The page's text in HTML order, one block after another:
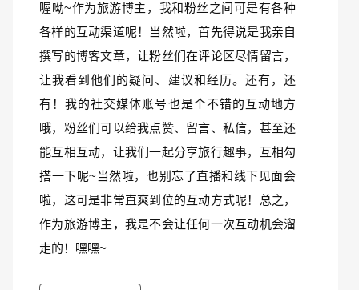
喔呦~作为旅游博主，我和粉丝之间可是有各种
各样的互动渠道呢！当然啦，首先得说是我亲自
撰写的博客文章，让粉丝们在评论区尽情留言，
让我看到他们的疑问、建议和经历。还有，还
有！我的社交媒体账号也是个不错的互动地方
哦，粉丝们可以给我点赞、留言、私信，甚至还
能互相互动，让我们一起分享旅行趣事，互相勾
搭一下呢~当然啦，也别忘了直播和线下见面会
啦，这可是非常直爽到位的互动方式呢！总之，
作为旅游博主，我是不会让任何一次互动机会溜
走的！嘿嘿~